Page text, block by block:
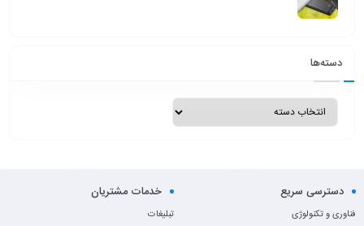
دسته‌ها
دسترسی سریع
فناوری و تکنولوژی
خدمات مشتریان
تبلیغات